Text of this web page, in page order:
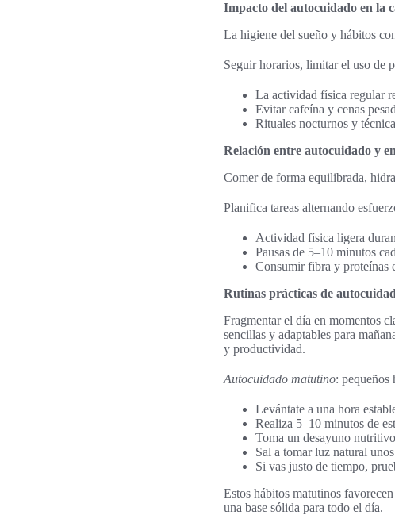
Impacto del autocuidado en la
La higiene del sueño y hábitos
Seguir horarios, limitar el uso de
La actividad física regular
Evitar cafeína y cenas
Rituales nocturnos y
Relación entre autocuidado y
Comer de forma equilibrada,
Planifica tareas alternando
Actividad física ligera
Pausas de 5–10 minutos
Consumir fibra y proteínas
Rutinas prácticas de
Fragmentar el día en momentos
sencillas y adaptables para
y productividad.
Autocuidado matutino: pequeños
Levántate a una hora
Realiza 5–10 minutos de
Toma un desayuno
Sal a tomar luz natural
Si vas justo de tiempo,
Estos hábitos matutinos
una base sólida para todo el día.